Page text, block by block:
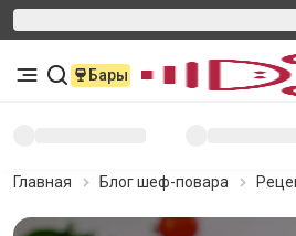
Бары
Главная Блог шеф-повара